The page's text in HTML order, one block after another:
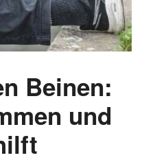
Beinen:
und